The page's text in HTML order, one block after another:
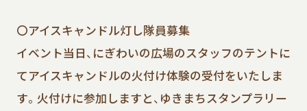
〇アイスキャンドル灯し隊員募集
イベント当日、にぎわいの広場のスタッフのテントに
てアイスキャンドルの火付け体験の受付をいたしま
す。火付けに参加しますと、ゆきまちスタンプラリー